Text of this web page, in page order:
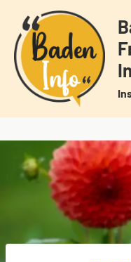
Inhalt
springen